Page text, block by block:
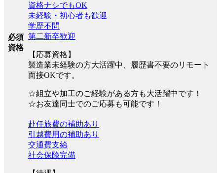
必須
資格
資格ナシでもOK
未経験・初心者も歓迎
学歴不問
第二新卒歓迎
【応募資格】
製造業未経験の方大活躍中、履歴書不要のリモート
面接OKです。
☆組立や加工のご経験がある方も大活躍中です！
☆お友達同士でのご応募も可能です！
赴任旅費の補助あり
引越費用の補助あり
交通費支給
社会保険完備